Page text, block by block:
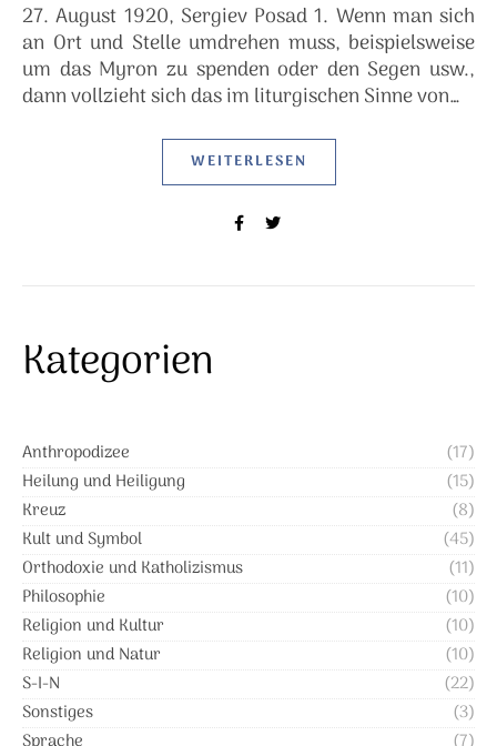
27. August 1920, Sergiev Posad 1. Wenn man sich
an Ort und Stelle umdrehen muss, beispielsweise
um das Myron zu spenden oder den Segen usw.,
dann vollzieht sich das im liturgischen Sinne von…
WEITERLESEN
Kategorien
Anthropodizee
(17)
Heilung und Heiligung
(15)
Kreuz
(8)
Kult und Symbol
(45)
Orthodoxie und Katholizismus
(11)
Philosophie
(10)
Religion und Kultur
(10)
Religion und Natur
(10)
S-I-N
(22)
Sonstiges
(3)